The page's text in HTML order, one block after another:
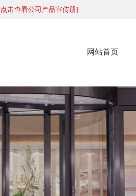
击查看公司产品宣传册]
网站首页